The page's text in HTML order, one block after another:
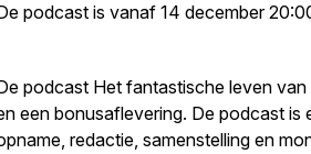
podcast is vanaf 14 december
podcast Het fantastische leven van
een bonusaflevering. De podcast is
redactie, samenstelling en